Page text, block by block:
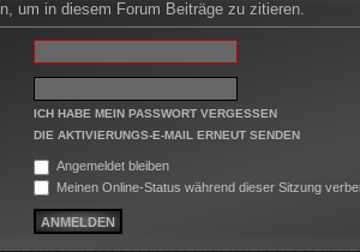
um in diesem Forum Beiträge zu zitieren.
ICH HABE MEIN PASSWORT VERGESSEN
DIE AKTIVIERUNGS-E-MAIL ERNEUT SENDEN
Angemeldet bleiben
Meinen Online-Status während dieser Sitzung